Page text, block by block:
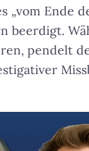
„vom Ende
beerdigt.
pendelt